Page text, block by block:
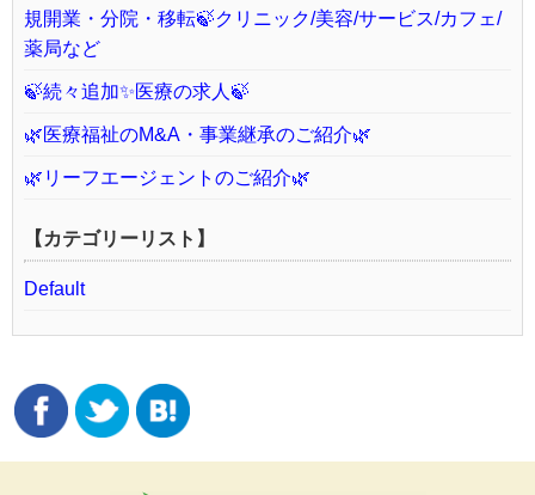
規開業・分院・移転🍃クリニック/美容/サービス/カフェ/
薬局など
🍃続々追加✨医療の求人🍃
🌿医療福祉のM&A・事業継承のご紹介🌿
🌿リーフエージェントのご紹介🌿
【カテゴリーリスト】
Default